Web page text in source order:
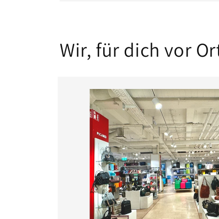
Wir, für dich vor